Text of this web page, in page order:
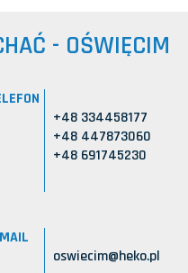
- OŚWIĘCIM
+48 334458177
+48 447873060
+48 691745230
oswiecim@heko.pl